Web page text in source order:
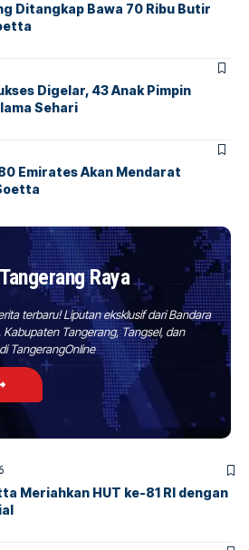
Ditangkap Bawa 70 Ribu Butir
Digelar, 43 Anak Pimpin
Sehari
Emirates Akan Mendarat
Raya
terbaru! Liputan eksklusif dari Bandara
Tangerang, Tangsel, dan
TangerangOnline
Meriahkan HUT ke-81 RI dengan